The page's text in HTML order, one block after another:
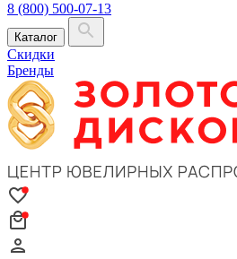
8 (800) 500-07-13
Каталог
Скидки
Бренды